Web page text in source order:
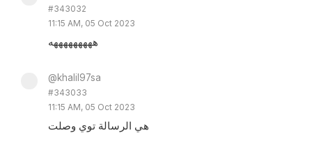
#343032
11:15 AM, 05 Oct 2023
هههههههههه
@khalil97sa
#343033
11:15 AM, 05 Oct 2023
هي الرسالة توي وصلت